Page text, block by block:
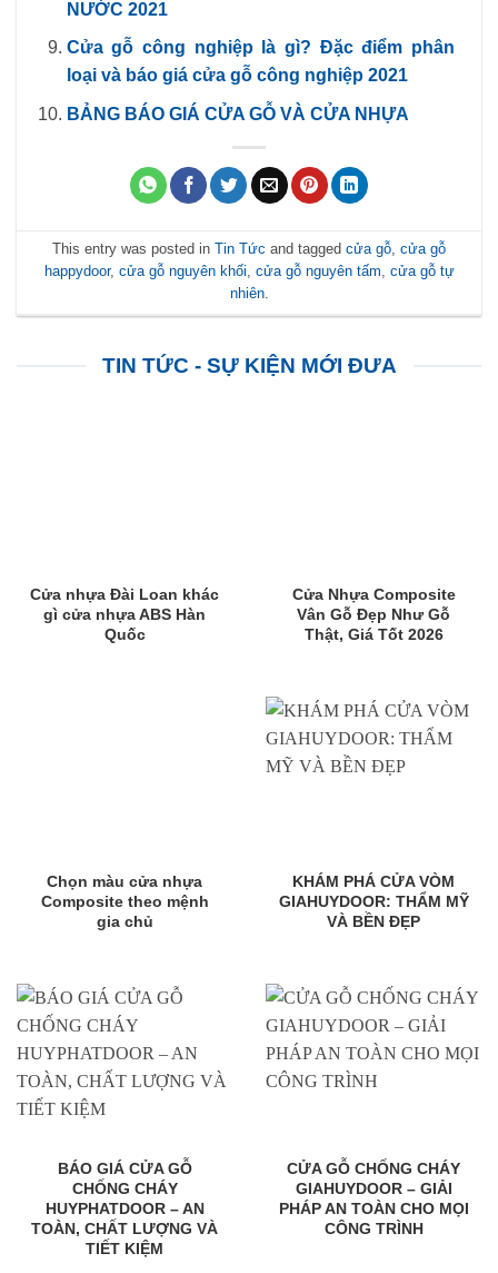
NƯỚC 2021
Cửa gỗ công nghiệp là gì? Đặc điểm phân
loại và báo giá cửa gỗ công nghiệp 2021
BẢNG BÁO GIÁ CỬA GỖ VÀ CỬA NHỰA
This entry was posted in Tin Tức and tagged cửa gỗ, cửa gỗ
happydoor, cửa gỗ nguyên khối, cửa gỗ nguyên tấm, cửa gỗ tự
nhiên.
TIN TỨC - SỰ KIỆN MỚI ĐƯA
Cửa nhựa Đài Loan khác
gì cửa nhựa ABS Hàn
Quốc
Cửa Nhựa Composite
Vân Gỗ Đẹp Như Gỗ
Thật, Giá Tốt 2026
Chọn màu cửa nhựa
Composite theo mệnh
gia chủ
KHÁM PHÁ CỬA VÒM
GIAHUYDOOR: THẨM MỸ
VÀ BỀN ĐẸP
BÁO GIÁ CỬA GỖ
CHỐNG CHÁY
HUYPHATDOOR – AN
TOÀN, CHẤT LƯỢNG VÀ
TIẾT KIỆM
CỬA GỖ CHỐNG CHÁY
GIAHUYDOOR – GIẢI
PHÁP AN TOÀN CHO MỌI
CÔNG TRÌNH